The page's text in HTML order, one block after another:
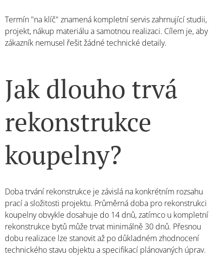
Termín "na klíč" znamená kompletní servis zahrnující studii,
projekt, nákup materiálu a samotnou realizaci. Cílem je, aby
zákazník nemusel řešit žádné technické detaily.
Jak dlouho trvá
rekonstrukce
koupelny?
Doba trvání rekonstrukce je závislá na konkrétním rozsahu
prací a složitosti projektu. Průměrná doba pro rekonstrukci
koupelny obvykle dosahuje do 14 dnů, zatímco u kompletní
rekonstrukce bytů může trvat minimálně 30 dnů. Přesnou
dobu realizace lze stanovit až po důkladném zhodnocení
technického stavu objektu a specifikací plánovaných úprav.